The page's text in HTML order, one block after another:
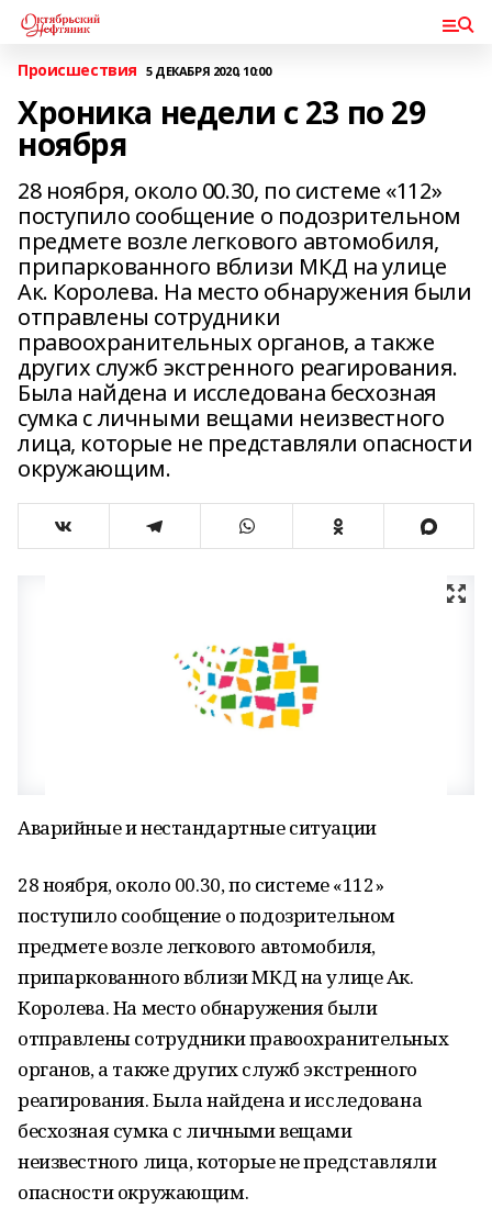
Происшествия 5 ДЕКАБРЯ 2020, 10:00
Хроника недели с 23 по 29
ноября
28 ноября, около 00.30, по системе «112»
поступило сообщение о подозрительном
предмете возле легкового автомобиля,
припаркованного вблизи МКД на улице
Ак. Королева. На место обнаружения были
отправлены сотрудники
правоохранительных органов, а также
других служб экстренного реагирования.
Была найдена и исследована бесхозная
сумка с личными вещами неизвестного
лица, которые не представляли опасности
окружающим.
Аварийные и нестандартные ситуации
28 ноября, около 00.30, по системе «112»
поступило сообщение о подозрительном
предмете возле легкового автомобиля,
припаркованного вблизи МКД на улице Ак.
Королева. На место обнаружения были
отправлены сотрудники правоохранительных
органов, а также других служб экстренного
реагирования. Была найдена и исследована
бесхозная сумка с личными вещами
неизвестного лица, которые не представляли
опасности окружающим.